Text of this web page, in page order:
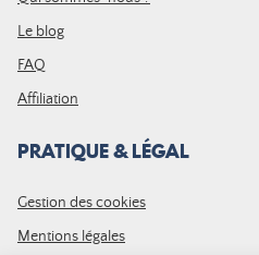
Le blog
FAQ
Affiliation
PRATIQUE & LÉGAL
Gestion des cookies
Mentions légales